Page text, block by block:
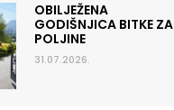
OBILJEŽENA
GODIŠNJICA BITKE ZA
POLJINE
31.07.2026.